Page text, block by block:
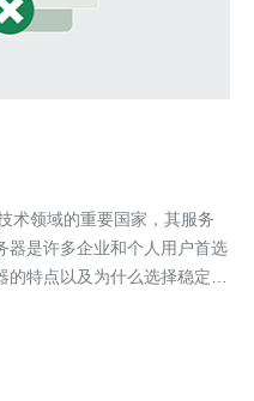
器是许多企业和个人用户首选
特点以及为什么选择稳定的
用高性能硬件和先进的网络